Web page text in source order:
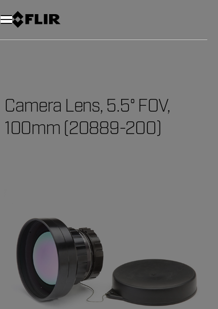
Unread messages
Modell
Entfernen
Elemente
Element
In den Warenkorb
Im Warenkorb
Camera Lens, 5.5° FOV,
100mm (20889-200)